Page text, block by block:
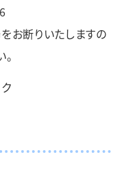
お断りいたしますの